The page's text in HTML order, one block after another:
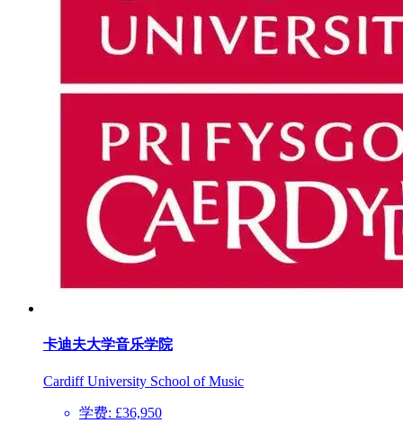
卡迪夫大学音乐学院
Cardiff University School of Music
学费: £36,950